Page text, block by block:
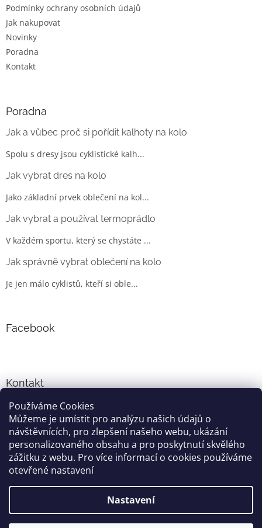
Používáme Cookies
Můžeme je umístit pro analýzu našich údajů o
návštěvnících, pro zlepšení našeho webu, ukázání
personalizovaného obsahu a pro poskytnutí skvělého
zážitku z webu. Pro více informací o cookies používáme
otevřené nastavení
Nastavení
Podmínky ochrany osobních údajů
Jak nakupovat
Novinky
Poradna
Kontakt
Poradna
Jak a vůbec proč si pořídit kalhoty na kolo
Spolu s dresy jsou cyklistické kalh...
Jak vybrat dres na kolo
Jako základní prvek oblečení na kol...
Jak vybrat a používat termoprádlo
V každém sportu, který se chystáte ...
Jak správně vybrat oblečení na kolo
Je jen málo cyklistů, kteří si oble...
Facebook
Kontakt
info@cyklo-obleceni.cz
+420777081700
jsme na facebooku